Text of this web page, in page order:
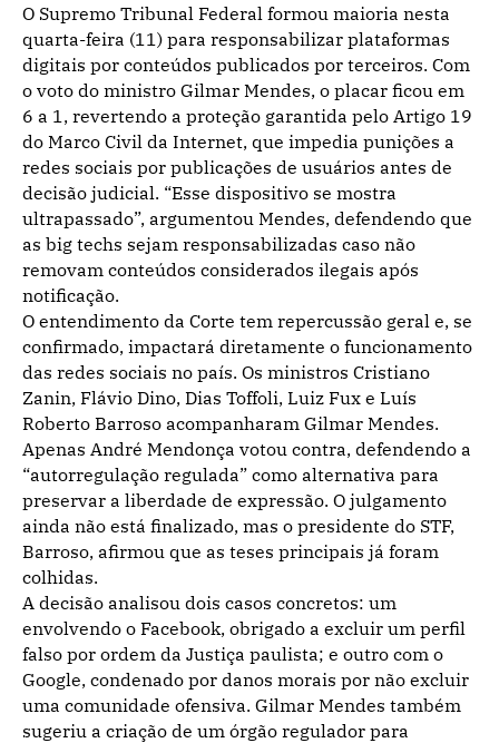
O Supremo Tribunal Federal formou maioria nesta
quarta-feira (11) para responsabilizar plataformas
digitais por conteúdos publicados por terceiros. Com
o voto do ministro Gilmar Mendes, o placar ficou em
6 a 1, revertendo a proteção garantida pelo Artigo 19
do Marco Civil da Internet, que impedia punições a
redes sociais por publicações de usuários antes de
decisão judicial. “Esse dispositivo se mostra
ultrapassado”, argumentou Mendes, defendendo que
as big techs sejam responsabilizadas caso não
removam conteúdos considerados ilegais após
notificação.
O entendimento da Corte tem repercussão geral e, se
confirmado, impactará diretamente o funcionamento
das redes sociais no país. Os ministros Cristiano
Zanin, Flávio Dino, Dias Toffoli, Luiz Fux e Luís
Roberto Barroso acompanharam Gilmar Mendes.
Apenas André Mendonça votou contra, defendendo a
“autorregulação regulada” como alternativa para
preservar a liberdade de expressão. O julgamento
ainda não está finalizado, mas o presidente do STF,
Barroso, afirmou que as teses principais já foram
colhidas.
A decisão analisou dois casos concretos: um
envolvendo o Facebook, obrigado a excluir um perfil
falso por ordem da Justiça paulista; e outro com o
Google, condenado por danos morais por não excluir
uma comunidade ofensiva. Gilmar Mendes também
sugeriu a criação de um órgão regulador para